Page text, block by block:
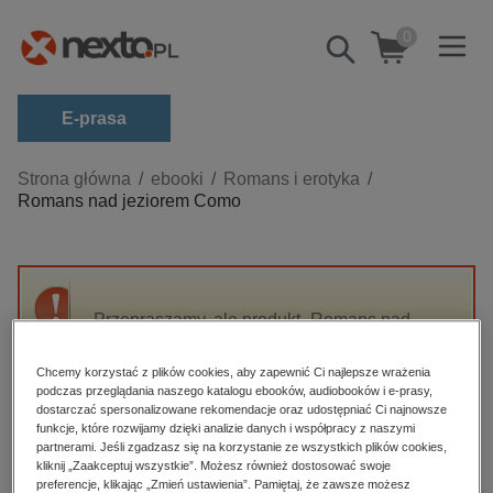
Pokaż/schowaj
wyszukiwarkę
0
E-prasa
Kategorie
Zobacz wszystkie E-prasa
budownictwo, aranżacja wnętrz
darmowe wydania
edukacja
hobby, sport, rozrywka
komputery, internet, technologie, informatyka
Strona główna ebooki
Romans i erotyka
Romans nad jeziorem Como
Przepraszamy, ale produkt „Romans nad
High-contrast mode
Polecane
Chcemy korzystać z plików cookies, aby zapewnić Ci najlepsze wrażenia
podczas przeglądania naszego katalogu ebooków, audiobooków i e-prasy,
dostarczać spersonalizowane rekomendacje oraz udostępniać Ci najnowsze
funkcje, które rozwijamy dzięki analizie danych i współpracy z naszymi
partnerami. Jeśli zgadzasz się na korzystanie ze wszystkich plików cookies,
kliknij „Zaakceptuj wszystkie”. Możesz również dostosować swoje
preferencje, klikając „Zmień ustawienia”. Pamiętaj, że zawsze możesz